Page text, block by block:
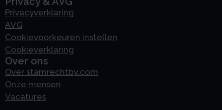
Privacyverklaring
AVG
Cookievoorkeuren instellen
Cookieverklaring
Over ons
Over stamrechtbv.com
Onze mensen
Vacatures